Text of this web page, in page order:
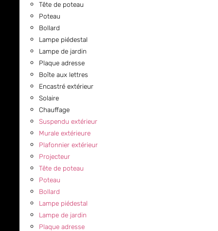
Tête de poteau
Poteau
Bollard
Lampe piédestal
Lampe de jardin
Plaque adresse
Boîte aux lettres
Encastré extérieur
Solaire
Chauffage
Suspendu extérieur
Murale extérieure
Plafonnier extérieur
Projecteur
Tête de poteau
Poteau
Bollard
Lampe piédestal
Lampe de jardin
Plaque adresse